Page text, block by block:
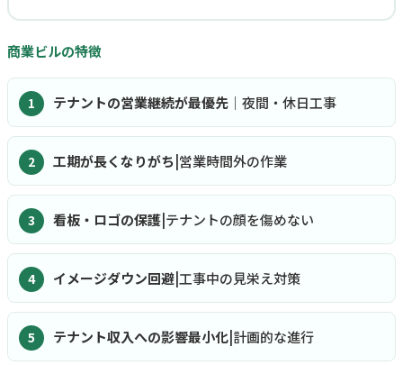
商業ビルの特徴
テナントの営業継続が最優先 ｜夜間・休日工事
工期が長くなりがち|営業時間外の作業
看板・ロゴの保護|テナントの顔を傷めない
イメージダウン回避|工事中の見栄え対策
テナント収入への影響最小化|計画的な進行